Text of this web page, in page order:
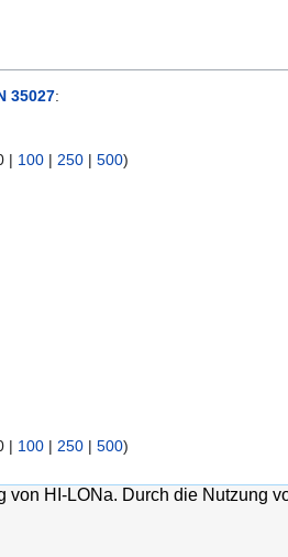
35027:
| 100 | 250 | 500)
| 100 | 250 | 500)
HI-LONa. Durch die Nutzung